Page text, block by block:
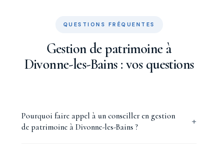
QUESTIONS FRÉQUENTES
Gestion de patrimoine à
Divonne-les-Bains : vos questions
Pourquoi faire appel à un conseiller en gestion
de patrimoine à Divonne-les-Bains ?